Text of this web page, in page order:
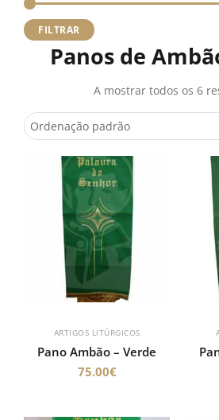
FILTRAR
Panos de
A mostrar todos os 6
ARTIGOS LITÚRGICOS
Pano Ambão – Verde
75.00€